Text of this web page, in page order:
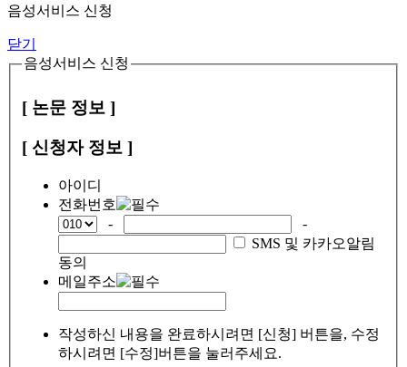
음성서비스 신청
닫기
음성서비스 신청
[ 논문 정보 ]
[ 신청자 정보 ]
아이디
전화번호
-
-
SMS 및 카카오알림
동의
메일주소
작성하신 내용을 완료하시려면 [신청] 버튼을, 수정
하시려면 [수정]버튼을 눌러주세요.